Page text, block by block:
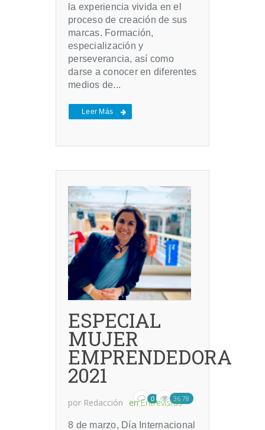
la experiencia vivida en el
proceso de creación de sus
marcas. Formación,
especialización y
perseverancia, así como
darse a conocer en diferentes
medios de...
Leer Más
ESPECIAL
MUJER
EMPRENDEDORA
2021
por Redacción en Entrevistas
0 3678
8 de marzo, Día Internacional